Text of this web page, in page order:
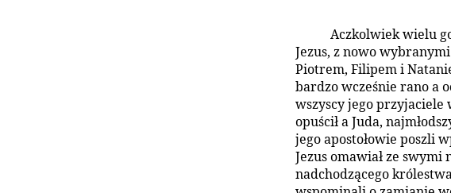
Aczkolwiek wielu
Jezus, z nowo
Piotrem, Filipem i
bardzo wcześnie rano a
wszyscy jego przyjaciele
opuścił a Juda,
jego apostołowie poszli
Jezus omawiał ze
nadchodzącego